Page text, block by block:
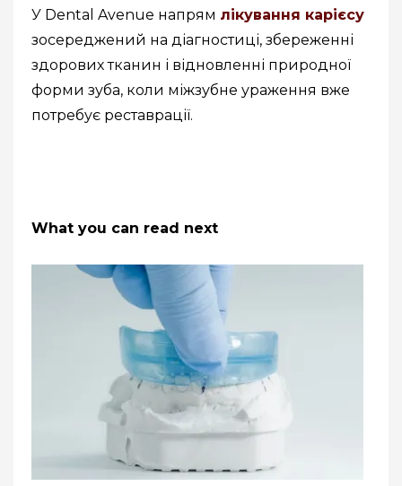
У Dental Avenue напрям лікування карієсу
зосереджений на діагностиці, збереженні
здорових тканин і відновленні природної
форми зуба, коли міжзубне ураження вже
потребує реставрації.
What you can read next